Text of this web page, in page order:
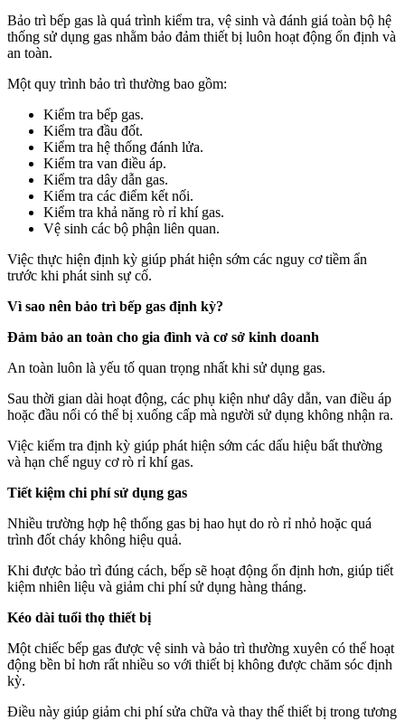
Bảo trì bếp gas là quá trình kiểm tra, vệ sinh và đánh giá toàn bộ hệ
thống sử dụng gas nhằm bảo đảm thiết bị luôn hoạt động ổn định và
an toàn.
Một quy trình bảo trì thường bao gồm:
Kiểm tra bếp gas.
Kiểm tra đầu đốt.
Kiểm tra hệ thống đánh lửa.
Kiểm tra van điều áp.
Kiểm tra dây dẫn gas.
Kiểm tra các điểm kết nối.
Kiểm tra khả năng rò rỉ khí gas.
Vệ sinh các bộ phận liên quan.
Việc thực hiện định kỳ giúp phát hiện sớm các nguy cơ tiềm ẩn
trước khi phát sinh sự cố.
Vì sao nên bảo trì bếp gas định kỳ?
Đảm bảo an toàn cho gia đình và cơ sở kinh doanh
An toàn luôn là yếu tố quan trọng nhất khi sử dụng gas.
Sau thời gian dài hoạt động, các phụ kiện như dây dẫn, van điều áp
hoặc đầu nối có thể bị xuống cấp mà người sử dụng không nhận ra.
Việc kiểm tra định kỳ giúp phát hiện sớm các dấu hiệu bất thường
và hạn chế nguy cơ rò rỉ khí gas.
Tiết kiệm chi phí sử dụng gas
Nhiều trường hợp hệ thống gas bị hao hụt do rò rỉ nhỏ hoặc quá
trình đốt cháy không hiệu quả.
Khi được bảo trì đúng cách, bếp sẽ hoạt động ổn định hơn, giúp tiết
kiệm nhiên liệu và giảm chi phí sử dụng hàng tháng.
Kéo dài tuổi thọ thiết bị
Một chiếc bếp gas được vệ sinh và bảo trì thường xuyên có thể hoạt
động bền bỉ hơn rất nhiều so với thiết bị không được chăm sóc định
kỳ.
Điều này giúp giảm chi phí sửa chữa và thay thế thiết bị trong tương